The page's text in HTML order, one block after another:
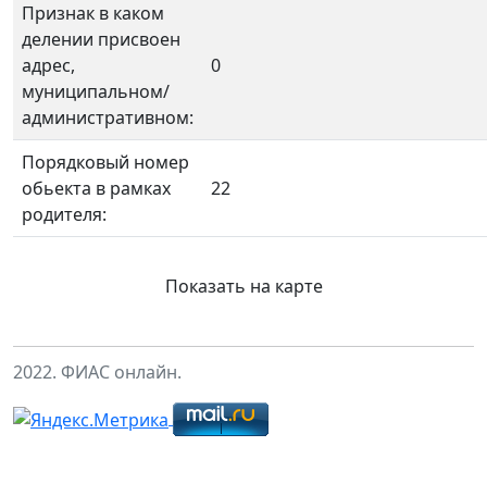
Признак в каком
делении присвоен
адрес,
муниципальном/
административном:
0
Порядковый номер
обьекта в рамках
родителя:
22
Показать на карте
2022. ФИАС онлайн.